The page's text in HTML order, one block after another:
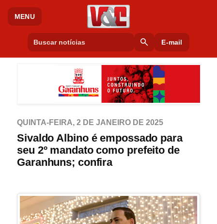
MENU
search E-mail
QUINTA-FEIRA, 2 DE JANEIRO DE 2025
Sivaldo Albino é empossado para
seu 2º mandato como prefeito de
Garanhuns; confira